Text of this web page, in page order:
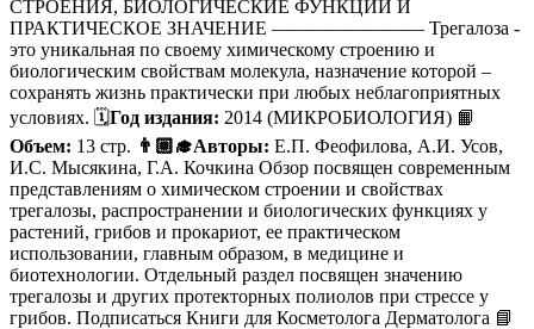
СТРОЕНИЯ, БИОЛОГИЧЕСКИЕ ФУНКЦИИ И
ПРАКТИЧЕСКОЕ ЗНАЧЕНИЕ ———————— Трегалоза -
это уникальная по своему химическому строению и
биологическим свойствам молекула, назначение которой –
сохранять жизнь практически при любых неблагоприятных
условиях. 🗓Год издания: 2014 (МИКРОБИОЛОГИЯ) 📙
Объем: 13 стр. 👨🏼‍🎓Авторы: Е.П. Феофилова, А.И. Усов,
И.С. Мысякина, Г.А. Кочкина Обзор посвящен современным
представлениям о химическом строении и свойствах
трегалозы, распространении и биологических функциях у
растений, грибов и прокариот, ее практическом
использовании, главным образом, в медицине и
биотехнологии. Отдельный раздел посвящен значению
трегалозы и других протекторных полиолов при стреccе у
грибов. Подписаться Книги для Косметолога Дерматолога 📘